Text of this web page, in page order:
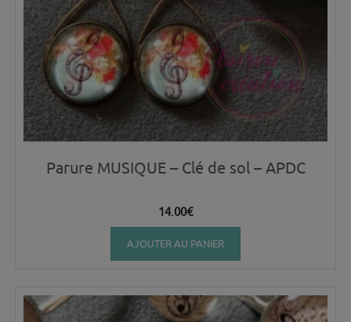
Parure MUSIQUE – Clé de sol – APDC
14.00€
AJOUTER AU PANIER